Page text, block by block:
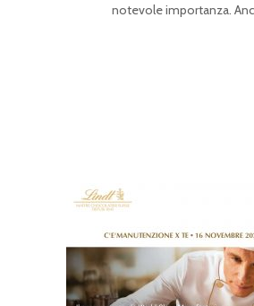
notevole importanza.